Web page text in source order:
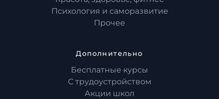
Психология и саморазвитие
Прочее
Дополнительно
Бесплатные курсы
С трудоустройством
Акции школ